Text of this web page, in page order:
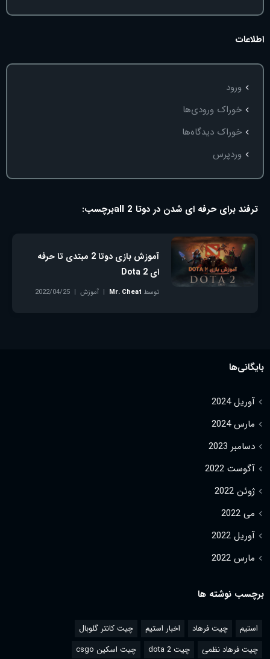
اطلاعات
ورود
خوراک ورودی‌ها
خوراک دیدگاه‌ها
وردپرس
برچسب: ترفند برای حرفه ای شدن در دوتا 2 all
آموزش بازی دوتا 2 مبتدی تا حرفه
ای Dota 2
توسط Mr. Cheat آموزش
2022/04/25
بایگانی‌ها
آوریل 2024
مارس 2024
دسامبر 2023
آگوست 2022
ژوئن 2022
می 2022
آوریل 2022
مارس 2022
برچسب نوشته ها
استیم چیت فرهاد اخبار استیم
چیت کانتر گلوبال
چیت فرهاد نظمی
چیت dota 2 چیت اسکین csgo